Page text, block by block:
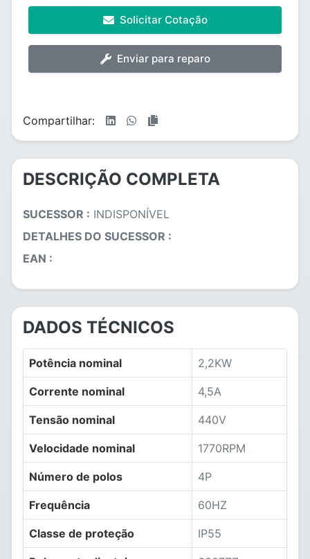
Solicitar Cotação
Enviar para reparo
Compartilhar:
DESCRIÇÃO COMPLETA
SUCESSOR : INDISPONÍVEL
DETALHES DO SUCESSOR :
EAN :
DADOS TÉCNICOS
Potência nominal 2,2KW
Corrente nominal 4,5A
Tensão nominal 440V
Velocidade nominal 1770RPM
Número de polos 4P
Frequência 60HZ
Classe de proteção IP55